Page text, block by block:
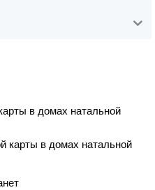
в домах натальной
карты в домах натальной